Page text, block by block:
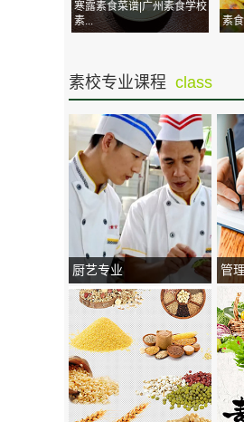
寒露素食菜谱|广州素食学校
素...
素
素校专业课程 class
厨艺专业 管